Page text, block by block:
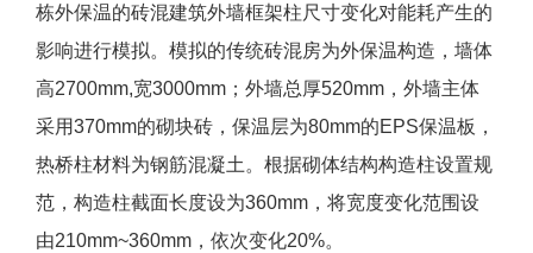
栋外保温的砖混建筑外墙框架柱尺寸变化对能耗产生的
影响进行模拟。模拟的传统砖混房为外保温构造，墙体
高2700mm,宽3000mm；外墙总厚520mm，外墙主体
采用370mm的砌块砖，保温层为80mm的EPS保温板，
热桥柱材料为钢筋混凝土。根据砌体结构构造柱设置规
范，构造柱截面长度设为360mm，将宽度变化范围设
由210mm~360mm，依次变化20%。